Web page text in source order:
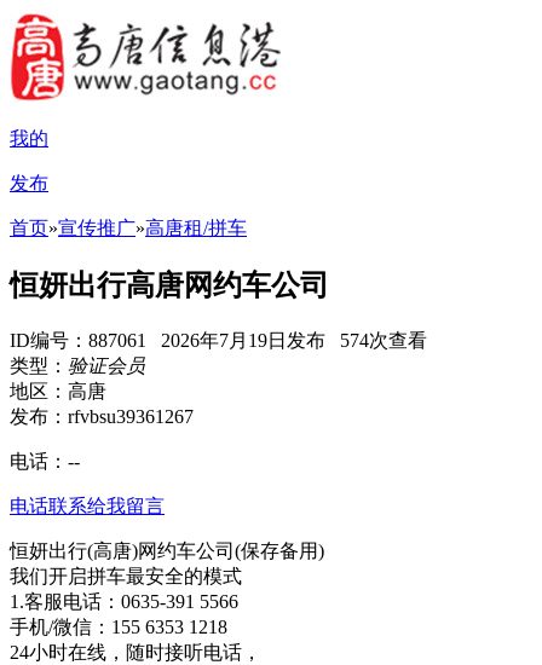
我的
发布
首页»宣传推广»高唐租/拼车
恒妍出行高唐网约车公司
ID编号：887061 2026年7月19日发布 574次查看
类型： 验证会员
地区：高唐
发布：rfvbsu39361267
电话： --
电话联系给我留言
恒妍出行(高唐)网约车公司(保存备用)
我们开启拼车最安全的模式
1.客服电话：0635-391 5566
手机/微信：155 6353 1218
24小时在线，随时接听电话，